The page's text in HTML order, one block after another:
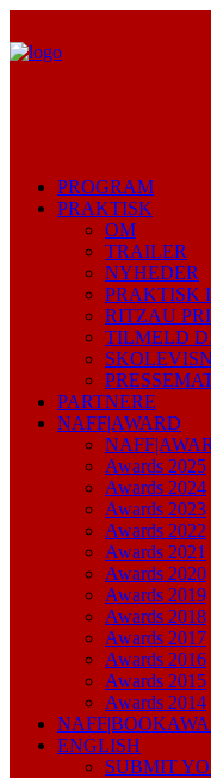
PROGRAM
PRAKTISK
OM
TRAILER
NYHEDER
PRAKTISK
RITZAU
TILMELD
PARTNERE
NAFF|AWARD
Awards 2025
Awards 2024
Awards 2023
Awards 2022
Awards 2021
Awards 2020
Awards 2019
Awards 2018
Awards 2017
Awards 2016
Awards 2015
Awards 2014
ENGLISH
SUBMIT